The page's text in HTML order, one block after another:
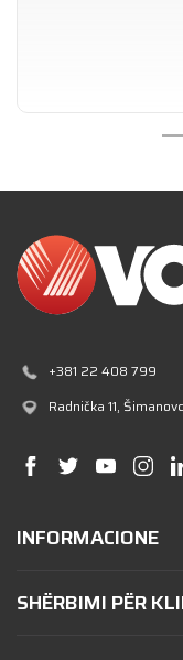
+381 22 408 799
Radnička 11,
INFORMACIONE
SHËRBIMI PËR